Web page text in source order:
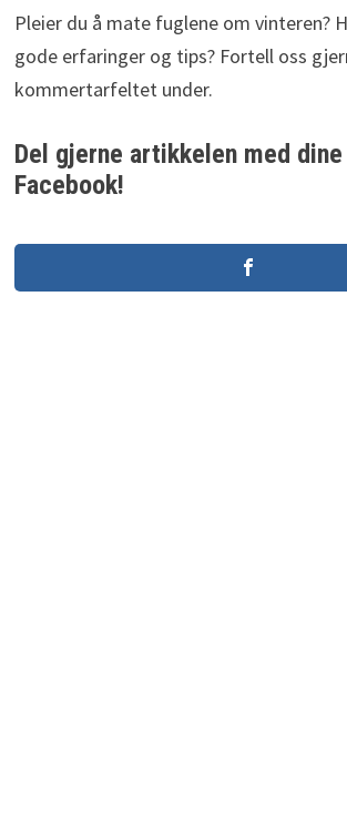
Pleier du å mate fuglene om vinteren?
gode erfaringer og tips? Fortell oss
kommertarfeltet under.
Del gjerne artikkelen med
Facebook!